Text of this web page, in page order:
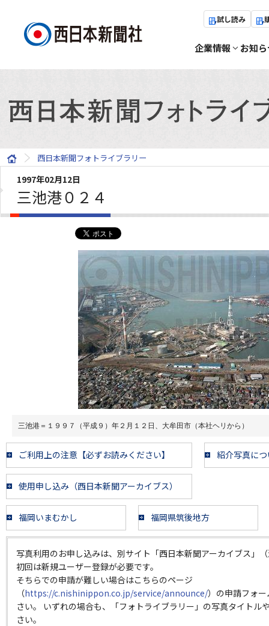
試し読み
企業情報 お知
西日本新聞フォトライブラリー
1997年02月12日
三池港０２４
三池港＝１９９７（平成９）年２月１２日、大牟田市（本社ヘリから）
ご利用上の注意【必ずお読みください】 紹介写真に
使用申し込み（西日本新聞アーカイブス）
福岡いまむかし 福岡県筑後地方
写真利用のお申し込みは、別サイト「西日本新聞アーカイブス」
初回は新規ユーザー登録が必要です。
そちらでの申請が難しい場合はこちらのページ
（https://c.nishinippon.co.jp/service/announce/）の申請フォ
さい。 いずれの場合も、「フォトライブラリー」の写真タイトル
さい。